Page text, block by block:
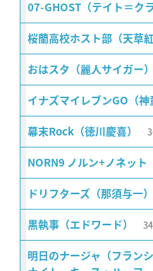
07-GHOST（テイト＝クラ
桜蘭高校ホスト部（天草紅
おはスタ（麗人サイガー）
イナズマイレブンGO（神
幕末Rock（徳川慶喜）
NORN9 ノルン+ノネット
ドリフターズ（那須与一）
黒執事（エドワード） 34
明日のナージャ（フラン